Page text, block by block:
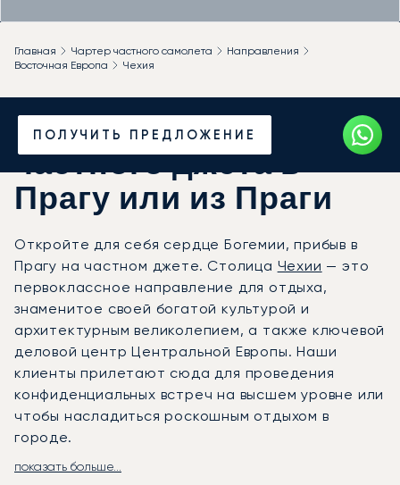
ПОЛУЧИТЬ ПРЕДЛОЖЕНИЕ
Главная Чартер частного самолета
Направления
Восточная Европа
Чехия
Закажите аренду
частного джета в
Прагу или из Праги
Откройте для себя сердце Богемии, прибыв в
Прагу на частном джете. Столица Чехии — это
первоклассное направление для отдыха,
знаменитое своей богатой культурой и
архитектурным великолепием, а также ключевой
деловой центр Центральной Европы. Наши
клиенты прилетают сюда для проведения
конфиденциальных встреч на высшем уровне или
чтобы насладиться роскошным отдыхом в
городе.
Ваш перелёт будет организован в полном
показать больше...